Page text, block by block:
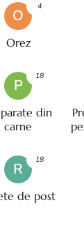
O
Orez
4
P
din
carne
18
R
de post
18